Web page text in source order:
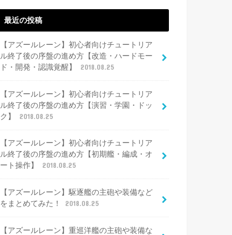
最近の投稿
【アズールレーン】初心者向けチュートリア
ル終了後の序盤の進め方【改造・ハードモー
ド・開発・認識覚醒】
2018.08.25
【アズールレーン】初心者向けチュートリア
ル終了後の序盤の進め方【演習・学園・ドッ
ク】
2018.08.25
【アズールレーン】初心者向けチュートリア
ル終了後の序盤の進め方【初期艦・編成・オ
ート操作】
2018.08.25
【アズールレーン】駆逐艦の主砲や装備など
をまとめてみた！
2018.08.25
【アズールレーン】重巡洋艦の主砲や装備な